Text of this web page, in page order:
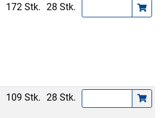
172 Stk. 28 Stk.
109 Stk. 28 Stk.